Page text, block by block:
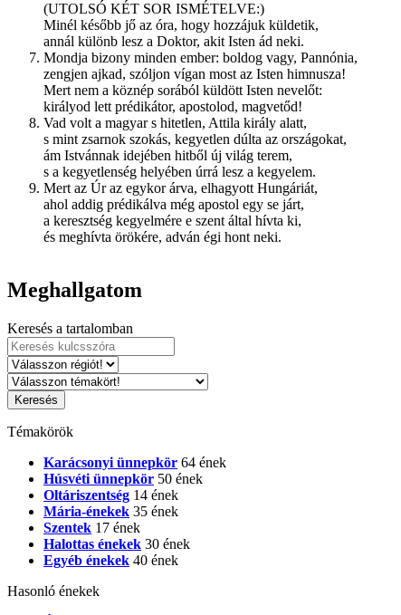
(UTOLSÓ KÉT SOR ISMÉTELVE:)
Minél később jő az óra, hogy hozzájuk küldetik,
annál különb lesz a Doktor, akit Isten ád neki.
Mondja bizony minden ember: boldog vagy, Pannónia,
zengjen ajkad, szóljon vígan most az Isten himnusza!
Mert nem a köznép sorából küldött Isten nevelőt:
királyod lett prédikátor, apostolod, magvetőd!
Vad volt a magyar s hitetlen, Attila király alatt,
s mint zsarnok szokás, kegyetlen dúlta az országokat,
ám Istvánnak idejében hitből új világ terem,
s a kegyetlenség helyében úrrá lesz a kegyelem.
Mert az Úr az egykor árva, elhagyott Hungáriát,
ahol addig prédikálva még apostol egy se járt,
a keresztség kegyelmére e szent által hívta ki,
és meghívta örökére, adván égi hont neki.
Meghallgatom
Keresés a tartalomban
Témakörök
Karácsonyi ünnepkör 64 ének
Húsvéti ünnepkör 50 ének
Oltáriszentség 14 ének
Mária-énekek 35 ének
Szentek 17 ének
Halottas énekek 30 ének
Egyéb énekek 40 ének
Hasonló énekek